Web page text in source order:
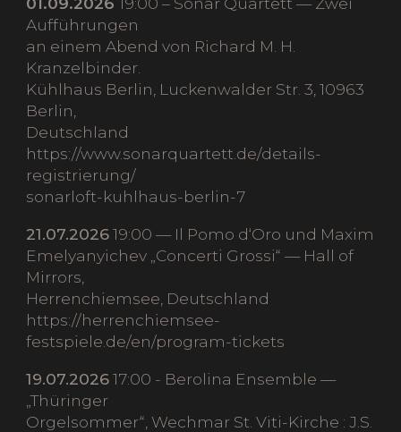
Aufführungen
an einem Abend von Richard M. H.
Kranzelbinder.
Kühlhaus Berlin, Luckenwalder Str. 3, 10963
Berlin,
Deutschland
https://www.sonarquartett.de/details-
registrierung/
sonarloft-kuhlhaus-berlin-7
21.07.202619:00 — Il Pomo d‘Oro und Maxim
Emelyanyichev „Concerti Grossi“ — Hall of
Mirrors,
Herrenchiemsee, Deutschland
https://herrenchiemsee-
festspiele.de/en/program-tickets
19.07.202617:00 - Berolina Ensemble —
„Thüringer
Orgelsommer“, Wechmar St. Viti-Kirche : J.S.